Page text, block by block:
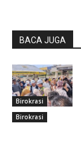
BACA JUGA
Birokrasi
Birokrasi